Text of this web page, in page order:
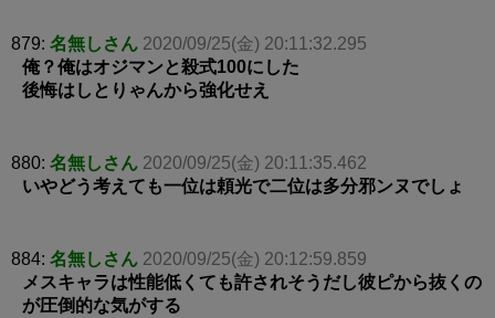
879: 名無しさん 2020/09/25(金) 20:11:32.295
俺？俺はオジマンと殺式100にした
後悔はしとりゃんから強化せえ
880: 名無しさん 2020/09/25(金) 20:11:35.462
いやどう考えても一位は頼光で二位は多分邪ンヌでしょ
884: 名無しさん 2020/09/25(金) 20:12:59.859
メスキャラは性能低くても許されそうだし彼ピから抜くの
が圧倒的な気がする